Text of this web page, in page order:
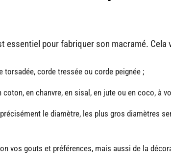
essentiel pour fabriquer son macramé. Cela
torsadée, corde tressée ou corde peignée ;
coton, en chanvre, en sisal, en jute ou en coco, à
le diamètre, les plus gros diamètres
vos gouts et préférences, mais aussi de la